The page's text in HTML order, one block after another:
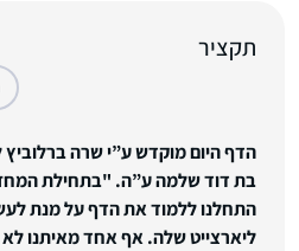
תקציר
הדף היום מוקדש ע”י שרה
בת דוד שלמה ע”ה. "בתחילת
התחלנו ללמוד את הדף על מנת
ליארצייט שלה. אף אחד מאיתנו